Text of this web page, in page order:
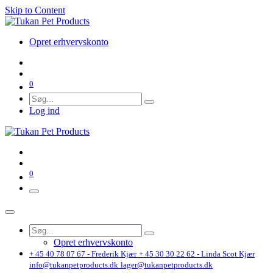
Skip to Content
Opret erhvervskonto
0
Log ind
0
Opret erhvervskonto
+ 45 40 78 07 67 - Frederik Kjær + 45 30 30 22 62 - Linda Scot Kjær
info@tukanpetproducts.dk lager@tukanpetproducts.dk